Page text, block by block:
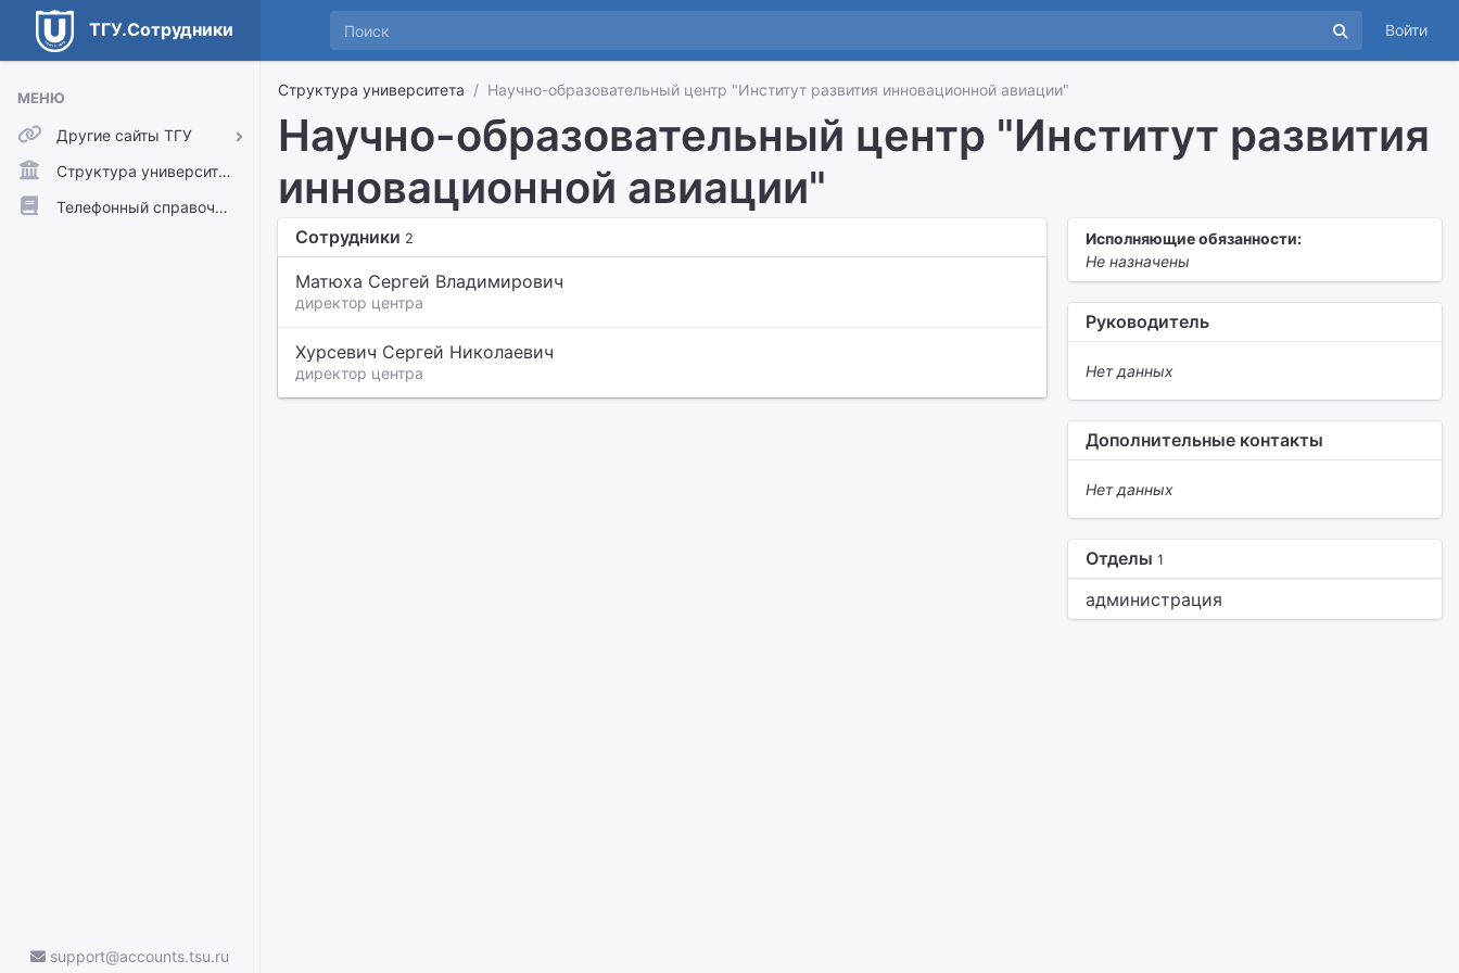
ТГУ.Сотрудники Войти
МЕНЮ
Другие сайты ТГУ
ТГУ.Аккаунты
ТГУ.Расписание
Структура университета
Телефонный справочник
support@accounts.tsu.ru
Структура университета Научно-образовательный центр "Институт развития инновационной авиации"
Научно-образовательный центр "Институт развития
инновационной авиации"
Исполняющие обязанности:
Не назначены
Руководитель
Нет данных
Дополнительные контакты
Нет данных
Отделы 1
администрация
Сотрудники 2
Матюха Сергей Владимирович
директор центра
Хурсевич Сергей Николаевич
директор центра